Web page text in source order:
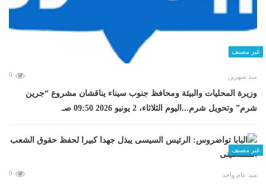
غير مصنف
منذ شهرين 0
وزيرة المحليات والبيئة ومحافظ جنوب سيناء يناقشان مشروع “جرين
شرم” وتحويل شرم...اليوم الثلاثاء، 2 يونيو 2026 09:50 صـ
غير مصنف
منذ عام واحد 0